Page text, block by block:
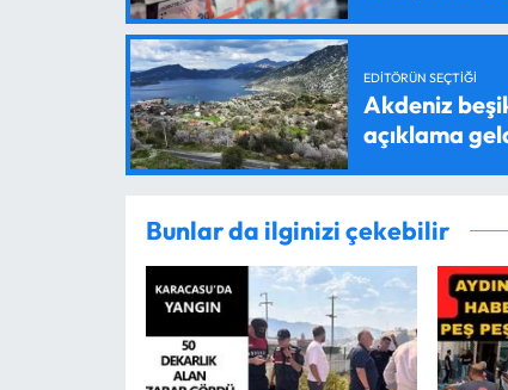
EDITÖRÜN SEÇTIĞI
Akdeniz
açıklama
Bunlar da ilginizi çekebilir